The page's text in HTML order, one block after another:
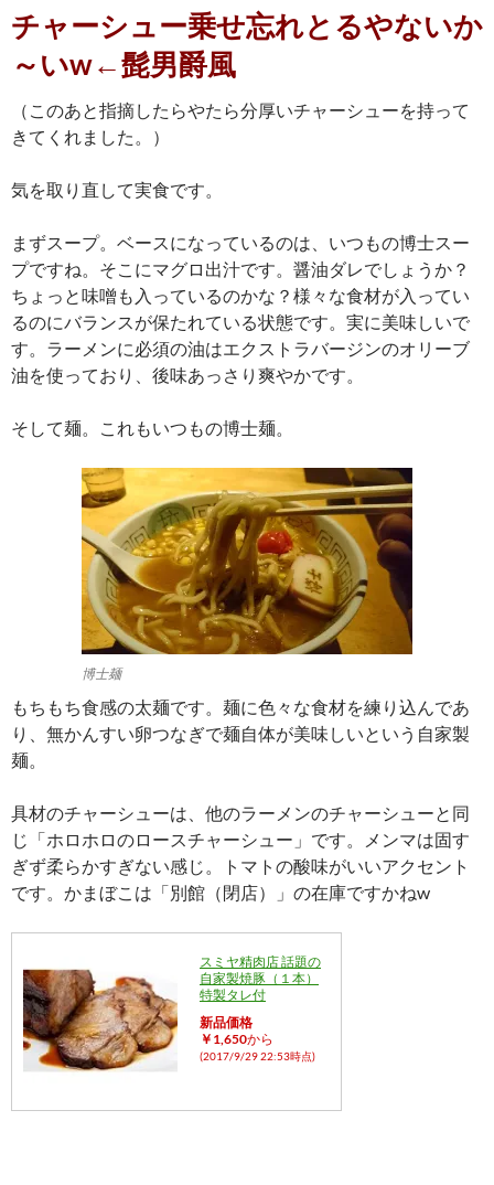
チャーシュー乗せ忘れとるやないか
～いw←髭男爵風
（このあと指摘したらやたら分厚いチャーシューを持って
きてくれました。）
気を取り直して実食です。
まずスープ。ベースになっているのは、いつもの博士スー
プですね。そこにマグロ出汁です。醤油ダレでしょうか？
ちょっと味噌も入っているのかな？様々な食材が入ってい
るのにバランスが保たれている状態です。実に美味しいで
す。ラーメンに必須の油はエクストラバージンのオリーブ
油を使っており、後味あっさり爽やかです。
そして麺。これもいつもの博士麺。
博士麺
もちもち食感の太麺です。麺に色々な食材を練り込んであ
り、無かんすい卵つなぎで麺自体が美味しいという自家製
麺。
具材のチャーシューは、他のラーメンのチャーシューと同
じ「ホロホロのロースチャーシュー」です。メンマは固す
ぎず柔らかすぎない感じ。トマトの酸味がいいアクセント
です。かまぼこは「別館（閉店）」の在庫ですかねw
スミヤ精肉店 話題の
自家製焼豚（１本）
特製タレ付
新品価格
￥1,650から
(2017/9/29 22:53時点)